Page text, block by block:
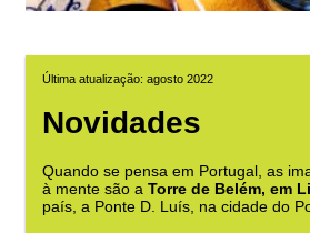
Última atualização: agosto 2022
Novidades
Quando se pensa em Portugal, as
à mente são a Torre de Belém, em
país, a Ponte D. Luís, na cidade do